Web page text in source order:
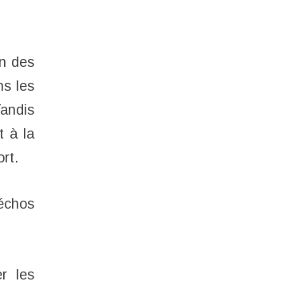
des
les
à la
les